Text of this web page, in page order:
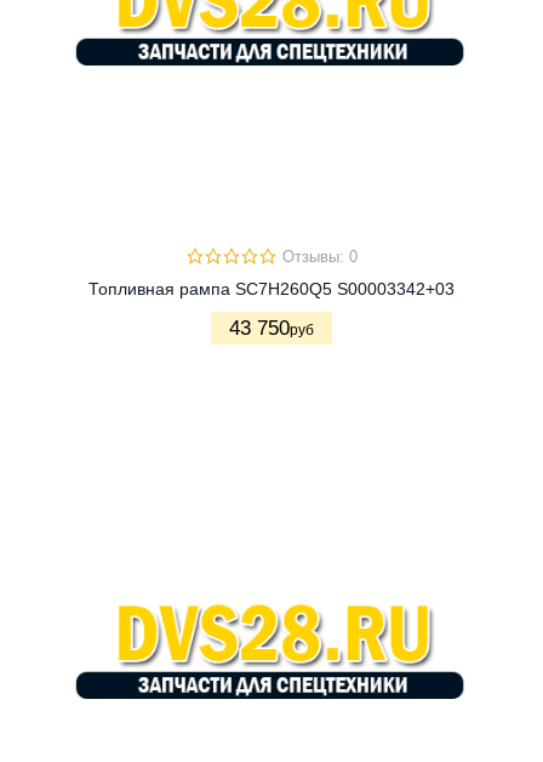
Отзывы: 0
Топливная рампа SC7H260Q5 S00003342+03
43 750руб